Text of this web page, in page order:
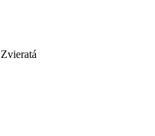
Zvieratá